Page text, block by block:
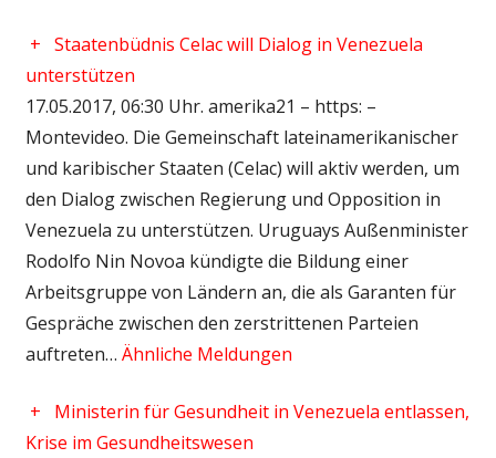
+ Staatenbüdnis Celac will Dialog in Venezuela
unterstützen
17.05.2017, 06:30 Uhr. amerika21 – https: –
Montevideo. Die Gemeinschaft lateinamerikanischer
und karibischer Staaten (Celac) will aktiv werden, um
den Dialog zwischen Regierung und Opposition in
Venezuela zu unterstützen. Uruguays Außenminister
Rodolfo Nin Novoa kündigte die Bildung einer
Arbeitsgruppe von Ländern an, die als Garanten für
Gespräche zwischen den zerstrittenen Parteien
auftreten… Ähnliche Meldungen
+
Ministerin für Gesundheit in Venezuela entlassen,
Krise im Gesundheitswesen